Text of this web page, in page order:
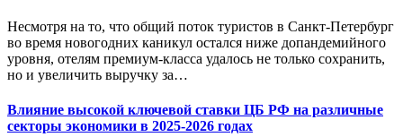
Несмотря на то, что общий поток туристов в Санкт-Петербург
во время новогодних каникул остался ниже допандемийного
уровня, отелям премиум-класса удалось не только сохранить,
но и увеличить выручку за…
Влияние высокой ключевой ставки ЦБ РФ на различные
секторы экономики в 2025-2026 годах